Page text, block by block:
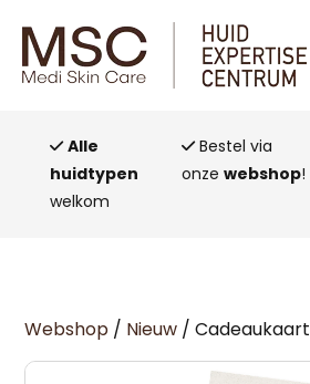
Alle
huidtypen
welkom
Bestel via
onzewebshop!
Webshop / Nieuw / Cadeaukaart